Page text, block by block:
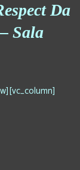
Da
Sala